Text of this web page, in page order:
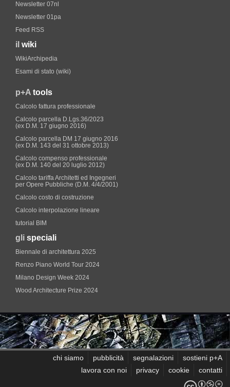
Newsletter 07nl
Newsletter 01pa
Feed RSS
il wiki
WikiArchipedia
Esami di stato (wiki)
p+A tools
Calcolo fattura professionale
Calcolo parcella D.Lgs.36/2023
(ex D.M. 17 giugno 2016)
Calcolo parcella DM 17 giugno 2016
(ex D.M. 143 del 31 ottobre 2013)
Calcolo compenso professionale
(ex D.M. 140 del 20 luglio 2012)
Calcolo tariffa Architetti ed Ingegneri
per Opere Pubbliche (D.M. 4/4/2001)
Calcolo costo di costruzione
Calcolo interpolazione lineare
tutorial BIM
gli speciali
Biennale di architettura 2025
Renzo Piano World Tour 2024
Milano Design Week 2024
Wood Architecture Prize 2024
chi siamo pubblicità segnalazioni
sostieni p+A
lavora con noi
privacy cookie contatti